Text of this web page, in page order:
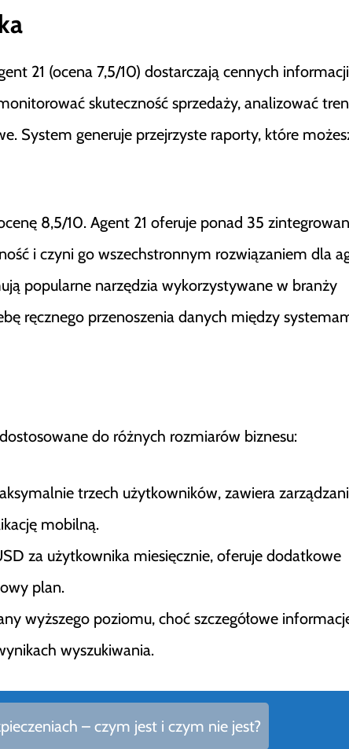
21 (ocena 7,5/10) dostarczają cennych
skuteczność sprzedaży, analizować
System generuje przejrzyste raporty, które
8,5/10. Agent 21 oferuje ponad 35
i czyni go wszechstronnym rozwiązaniem dla
popularne narzędzia wykorzystywane w branży
ręcznego przenoszenia danych między
do różnych rozmiarów biznesu:
trzech użytkowników, zawiera
mobilną.
za użytkownika miesięcznie, oferuje dodatkowe
plan.
wyższego poziomu, choć szczegółowe
wyszukiwania.
– czym jest i czym nie jest?